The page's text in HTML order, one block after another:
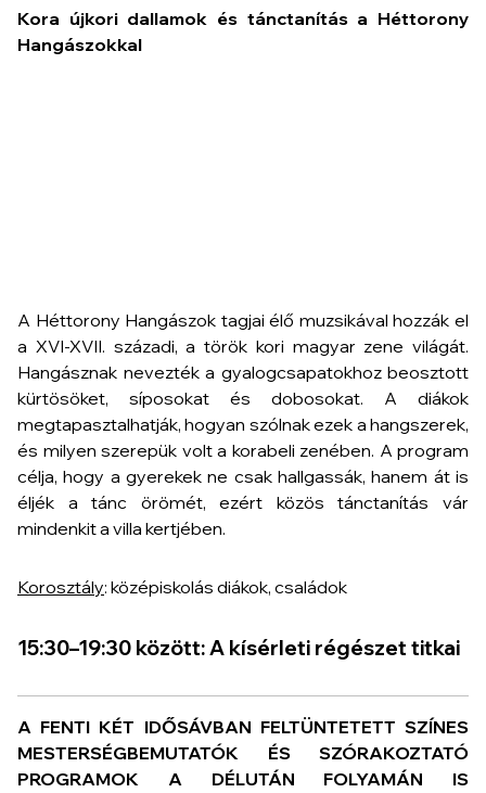
Kora újkori dallamok és tánctanítás a Héttorony
Hangászokkal
A Héttorony Hangászok tagjai élő muzsikával hozzák el
a XVI-XVII. századi, a török kori magyar zene világát.
Hangásznak nevezték a gyalogcsapatokhoz beosztott
kürtösöket, síposokat és dobosokat. A diákok
megtapasztalhatják, hogyan szólnak ezek a hangszerek,
és milyen szerepük volt a korabeli zenében. A program
célja, hogy a gyerekek ne csak hallgassák, hanem át is
éljék a tánc örömét, ezért közös tánctanítás vár
mindenkit a villa kertjében.
Korosztály: középiskolás diákok, családok
15:30–19:30 között: A kísérleti régészet titkai
A FENTI KÉT IDŐSÁVBAN FELTÜNTETETT SZÍNES
MESTERSÉGBEMUTATÓK ÉS SZÓRAKOZTATÓ
PROGRAMOK A DÉLUTÁN FOLYAMÁN IS